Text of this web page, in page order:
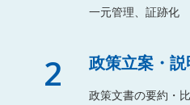
一元管理、証跡化
2 政策立案・
政策文書の要約・